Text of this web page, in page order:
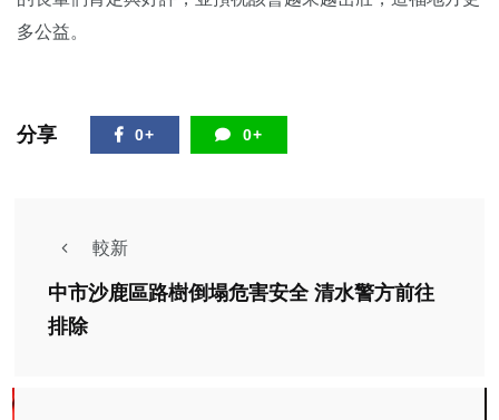
多公益。
分享 0+ 0+
較新
中市沙鹿區路樹倒塌危害安全 清水警方前往
排除